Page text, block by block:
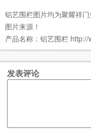
铝艺围栏图片均为聚耀祥
图片来源！
产品名称：铝艺围栏
发表评论